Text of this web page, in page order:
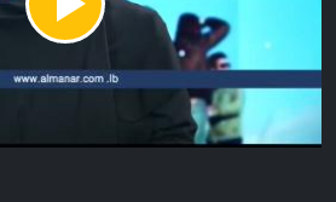
Play
Video